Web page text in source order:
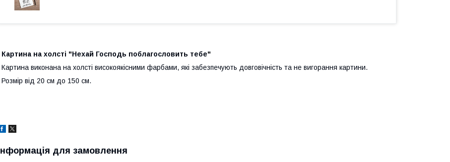
Картина на холсті "Нехай Господь поблагословить тебе"
Картина виконана на холсті високоякісними фарбами, які забезпечують довговічність та не вигорання картини.
Розмір від 20 см до 150 см.
Інформація для замовлення